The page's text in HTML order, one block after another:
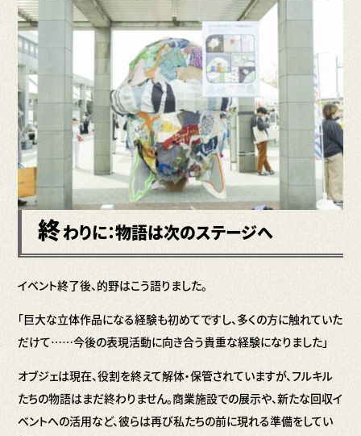
終わりに：物語は次のステージへ
イベント終了後、的野はこう語りました。
「巨大な立体作品になる経験も初めてですし、多くの方に触れていた
だけて……今後の表現活動に向き合う貴重な経験になりました」
オブジェは現在、役割を終えて解体・保管されていますが、フルキル
たちの物語はまだ終わりません。商業施設での展示や、新たな回収イ
ベントへの活用など、彼らは再び私たちの前に現れる準備をしてい